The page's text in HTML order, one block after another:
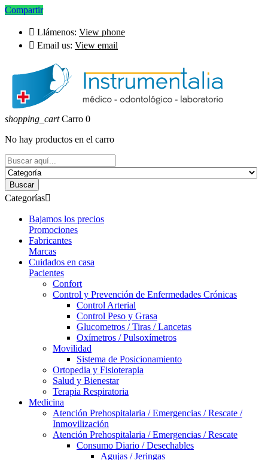
Compartir
 Llámenos: View phone
 Email us: View email
shopping_cart Carro 0
No hay productos en el carro
Buscar
Categorías
Bajamos los precios
Promociones
Fabricantes
Marcas
Cuidados en casa
Pacientes
Confort
Control y Prevención de Enfermedades Crónicas
Control Arterial
Control Peso y Grasa
Glucometros / Tiras / Lancetas
Oxímetros / Pulsoxímetros
Movilidad
Sistema de Posicionamiento
Ortopedia y Fisioterapia
Salud y Bienestar
Terapia Respiratoria
Medicina
Atención Prehospitalaria / Emergencias / Rescate /
Inmovilización
Atención Prehospitalaria / Emergencias / Rescate
Consumo Diario / Desechables
Agujas / Jeringas